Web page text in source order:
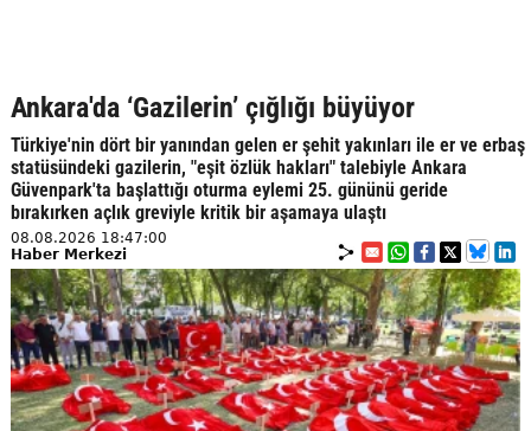
Ankara'da ‘Gazilerin’ çığlığı büyüyor
Türkiye'nin dört bir yanından gelen er şehit yakınları ile er ve erbaş
statüsündeki gazilerin, "eşit özlük hakları" talebiyle Ankara
Güvenpark'ta başlattığı oturma eylemi 25. gününü geride
bırakırken açlık greviyle kritik bir aşamaya ulaştı
08.08.2026 18:47:00
Haber Merkezi